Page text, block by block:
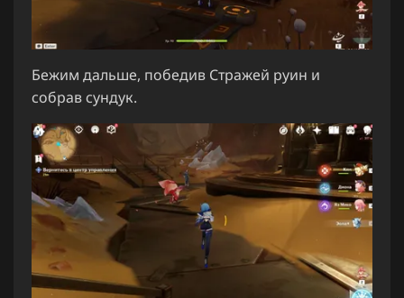
Бежим дальше, победив Стражей руин и
собрав сундук.